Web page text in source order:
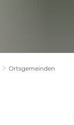
Ortsgemeinden